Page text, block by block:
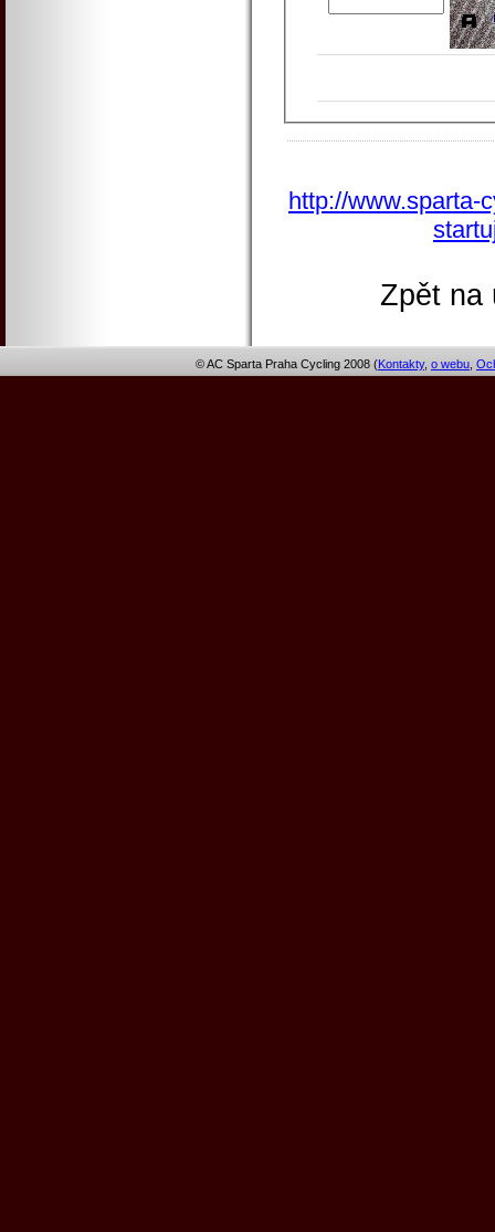
http://www.sparta-
Zpět na
© AC Sparta Praha Cycling 2008 (Kontakty, o webu